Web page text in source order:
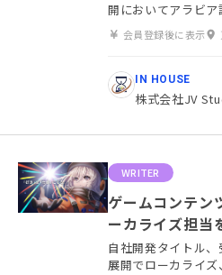
開においてアラビ
会員登録後に表示
IN HOUSE
株式会社JV
WRITER
ゲームコンテン
ーカライズ担当
自社開発タイトル
展開でローカライ